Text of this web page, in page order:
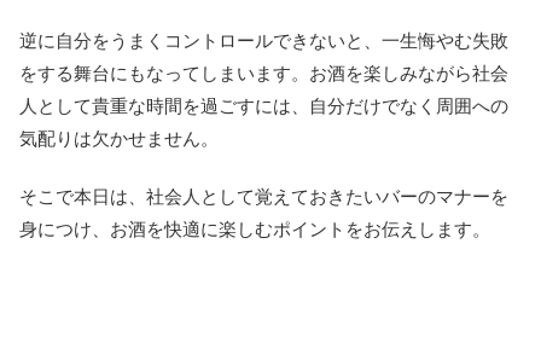
逆に自分をうまくコントロールできないと、一生悔やむ失敗
をする舞台にもなってしまいます。お酒を楽しみながら社会
人として貴重な時間を過ごすには、自分だけでなく周囲への
気配りは欠かせません。
そこで本日は、社会人として覚えておきたいバーのマナーを
身につけ、お酒を快適に楽しむポイントをお伝えします。